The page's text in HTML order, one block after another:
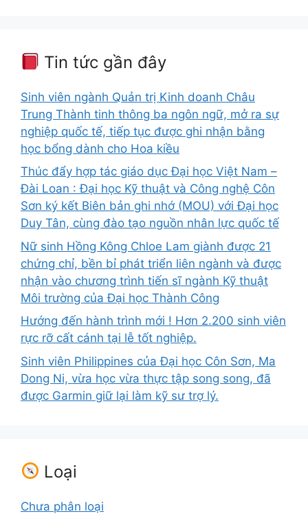
Tin tức gần đây
Sinh viên ngành Quản trị Kinh doanh Châu
Trung Thành tinh thông ba ngôn ngữ, mở ra sự
nghiệp quốc tế, tiếp tục được ghi nhận bằng
học bổng dành cho Hoa kiều
Thúc đẩy hợp tác giáo dục Đại học Việt Nam –
Đài Loan : Đại học Kỹ thuật và Công nghệ Côn
Sơn ký kết Biên bản ghi nhớ (MOU) với Đại học
Duy Tân, cùng đào tạo nguồn nhân lực quốc tế
Nữ sinh Hồng Kông Chloe Lam giành được 21
chứng chỉ, bền bỉ phát triển liên ngành và được
nhận vào chương trình tiến sĩ ngành Kỹ thuật
Môi trường của Đại học Thành Công
Hướng đến hành trình mới ! Hơn 2.200 sinh viên
rực rỡ cất cánh tại lễ tốt nghiệp.
Sinh viên Philippines của Đại học Côn Sơn, Ma
Dong Ni, vừa học vừa thực tập song song, đã
được Garmin giữ lại làm kỹ sư trợ lý.
Loại
Chưa phân loại